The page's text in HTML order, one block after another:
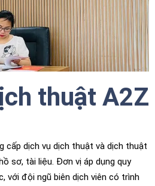
thuật A2Z
cấp dịch vụ dịch thuật và dịch thuật
sơ, tài liệu. Đơn vị áp dụng quy
với đội ngũ biên dịch viên có trình